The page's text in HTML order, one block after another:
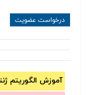
آموزش الگوریتم